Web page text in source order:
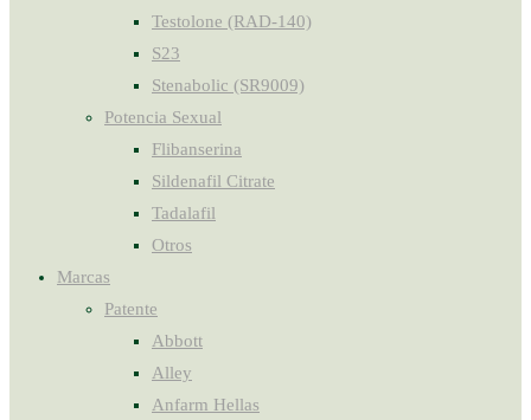
Testolone (RAD-140)
S23
Stenabolic (SR9009)
Potencia Sexual
Flibanserina
Sildenafil Citrate
Tadalafil
Otros
Marcas
Patente
Abbott
Alley
Anfarm Hellas